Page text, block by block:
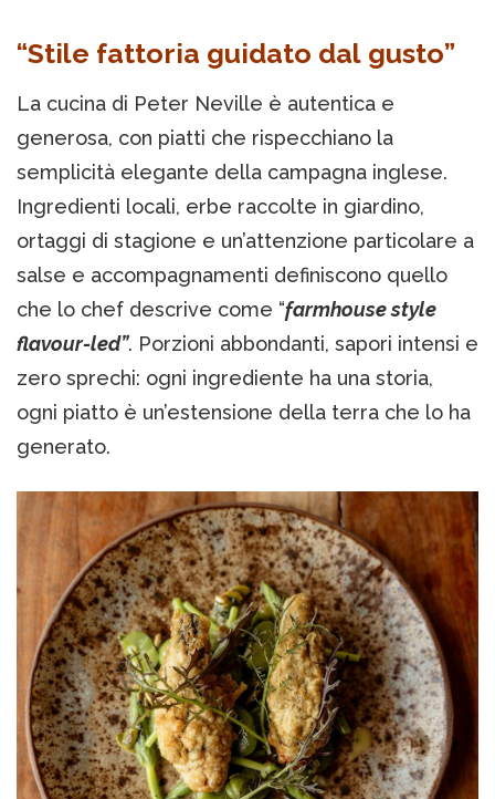
“Stile fattoria guidato dal gusto”
La cucina di Peter Neville è autentica e
generosa, con piatti che rispecchiano la
semplicità elegante della campagna inglese.
Ingredienti locali, erbe raccolte in giardino,
ortaggi di stagione e un’attenzione particolare a
salse e accompagnamenti definiscono quello
che lo chef descrive come “farmhouse style
flavour-led”. Porzioni abbondanti, sapori intensi e
zero sprechi: ogni ingrediente ha una storia,
ogni piatto è un’estensione della terra che lo ha
generato.